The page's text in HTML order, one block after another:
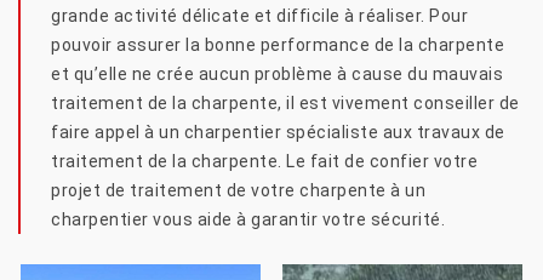
grande activité délicate et difficile à réaliser. Pour
pouvoir assurer la bonne performance de la charpente
et qu’elle ne crée aucun problème à cause du mauvais
traitement de la charpente, il est vivement conseiller de
faire appel à un charpentier spécialiste aux travaux de
traitement de la charpente. Le fait de confier votre
projet de traitement de votre charpente à un
charpentier vous aide à garantir votre sécurité.